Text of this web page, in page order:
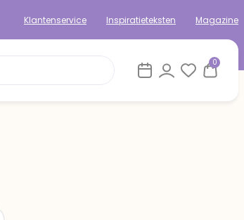
Klantenservice Inspiratieteksten Magazine
0